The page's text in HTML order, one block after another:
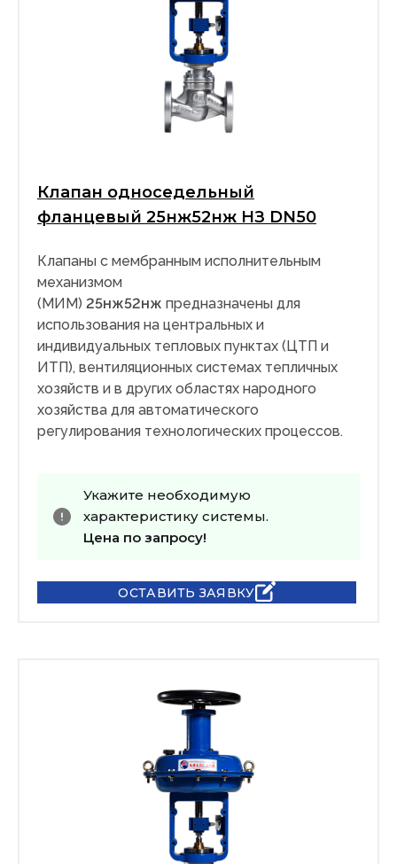
Клапан односедельный
фланцевый 25нж52нж НЗ DN50
Клапаны с мембранным исполнительным
механизмом
(МИМ) 25нж52нж предназначены для
использования на центральных и
индивидуальных тепловых пунктах (ЦТП и
ИТП), вентиляционных системах тепличных
хозяйств и в других областях народного
хозяйства для автоматического
регулирования технологических процессов.
Укажите необходимую
характеристику системы.
Цена по запросу!
ОСТАВИТЬ ЗАЯВКУ